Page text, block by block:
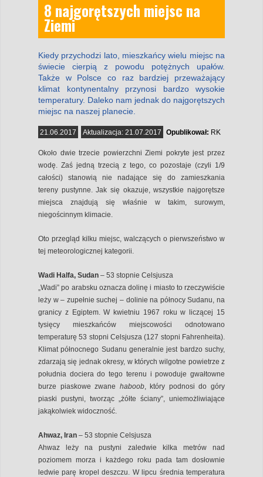
8 najgorętszych miejsc na
Ziemi
Kiedy przychodzi lato, mieszkańcy wielu miejsc na
świecie cierpią z powodu potężnych upałów.
Także w Polsce co raz bardziej przeważający
klimat kontynentalny przynosi bardzo wysokie
temperatury. Daleko nam jednak do najgorętszych
miejsc na naszej planecie.
21.06.2017 Aktualizacja: 21.07.2017 Opublikował: RK
Około dwie trzecie powierzchni Ziemi pokryte jest przez
wodę. Zaś jedną trzecią z tego, co pozostaje (czyli 1/9
całości) stanowią nie nadające się do zamieszkania
tereny pustynne. Jak się okazuje, wszystkie najgorętsze
miejsca znajdują się właśnie w takim, surowym,
niegościnnym klimacie.
Oto przegląd kilku miejsc, walczących o pierwszeństwo w
tej meteorologicznej kategorii.
Wadi Halfa, Sudan – 53 stopnie Celsjusza
„Wadi” po arabsku oznacza dolinę i miasto to rzeczywiście
leży w – zupełnie suchej – dolinie na północy Sudanu, na
granicy z Egiptem. W kwietniu 1967 roku w liczącej 15
tysięcy mieszkańców miejscowości odnotowano
temperaturę 53 stopni Celsjusza (127 stopni Fahrenheita).
Klimat północnego Sudanu generalnie jest bardzo suchy,
zdarzają się jednak okresy, w których wilgotne powietrze z
południa dociera do tego terenu i powoduje gwałtowne
burze piaskowe zwane haboob, który podnosi do góry
piaski pustyni, tworząc „żółte ściany”, uniemożliwiające
jakąkolwiek widoczność.
Ahwaz, Iran – 53 stopnie Celsjusza
Ahwaz leży na pustyni zaledwie kilka metrów nad
poziomem morza i każdego roku pada tam dosłownie
ledwie parę kropel deszczu. W lipcu średnia temperatura